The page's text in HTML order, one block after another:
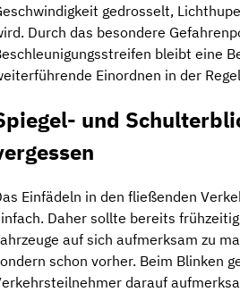
gedrosselt,
Durch das besondere
bleibt eine
Einordnen in der
und
Einfädeln in den fließenden
Daher sollte bereits
auf sich aufmerksam zu
schon vorher. Beim Blinken
darauf